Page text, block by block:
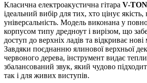
Класична електроакустична гітара V-
ідеальний вибір для тих, хто цінує якість,
універсальність. Модель виконана у
корпусом типу дредноут і вирізом, що
доступ до верхніх ладів та відкриває
Завдяки поєднанню ялинової верхньої
червоного дерева, інструмент видає
збалансований звук, який чудово
так і для живих виступів.